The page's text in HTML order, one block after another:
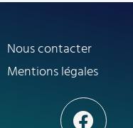
Nous contacter
Mentions légales